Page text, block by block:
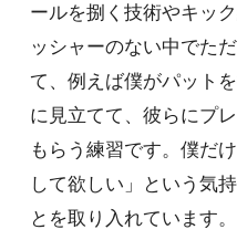
ールを捌く技術やキッ
ッシャーのない中でた
て、例えば僕がパット
に見立てて、彼らにプ
もらう練習です。僕だ
して欲しい」という気
とを取り入れています。